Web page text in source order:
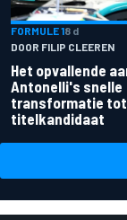
FORMULE 18 d
DOOR FILIP CLEEREN
Het opvallende
Antonelli's snelle
transformatie tot
titelkandidaat